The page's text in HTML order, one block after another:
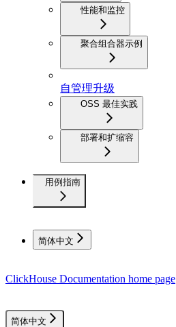
性能和监控
聚合组合器示例
自管理升级
OSS 最佳实践
部署和扩缩容
用例指南
简体中文
ClickHouse Documentation home page
简体中文